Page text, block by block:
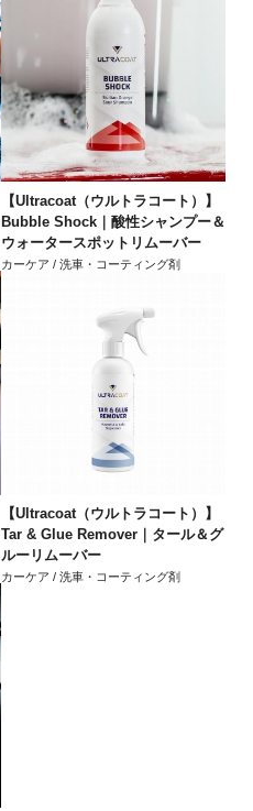
【Ultracoat（ウルトラコート）】
Bubble Shock｜酸性シャンプー＆
ウォータースポットリムーバー
カーケア / 洗車・コーティング剤
【Ultracoat（ウルトラコート）】
Tar & Glue Remover｜タール＆グ
ルーリムーバー
カーケア / 洗車・コーティング剤